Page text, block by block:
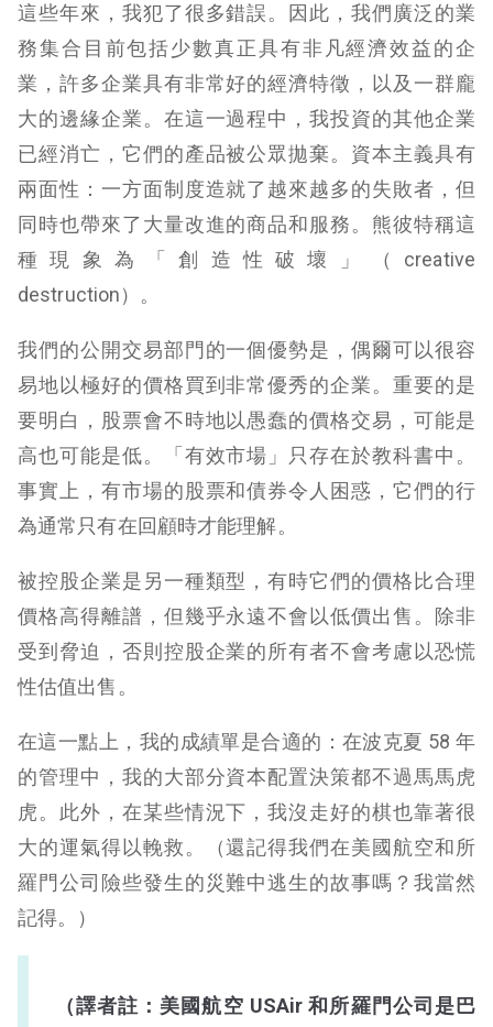
這些年來，我犯了很多錯誤。因此，我們廣泛的業
務集合目前包括少數真正具有非凡經濟效益的企
業，許多企業具有非常好的經濟特徵，以及一群龐
大的邊緣企業。在這一過程中，我投資的其他企業
已經消亡，它們的產品被公眾拋棄。資本主義具有
兩面性：一方面制度造就了越來越多的失敗者，但
同時也帶來了大量改進的商品和服務。熊彼特稱這
種現象為「創造性破壞」（creative
destruction）。
我們的公開交易部門的一個優勢是，偶爾可以很容
易地以極好的價格買到非常優秀的企業。重要的是
要明白，股票會不時地以愚蠢的價格交易，可能是
高也可能是低。「有效市場」只存在於教科書中。
事實上，有市場的股票和債券令人困惑，它們的行
為通常只有在回顧時才能理解。
被控股企業是另一種類型，有時它們的價格比合理
價格高得離譜，但幾乎永遠不會以低價出售。除非
受到脅迫，否則控股企業的所有者不會考慮以恐慌
性估值出售。
在這一點上，我的成績單是合適的：在波克夏 58 年
的管理中，我的大部分資本配置決策都不過馬馬虎
虎。此外，在某些情況下，我沒走好的棋也靠著很
大的運氣得以輓救。（還記得我們在美國航空和所
羅門公司險些發生的災難中逃生的故事嗎？我當然
記得。）
（譯者註：美國航空 USAir 和所羅門公司是巴